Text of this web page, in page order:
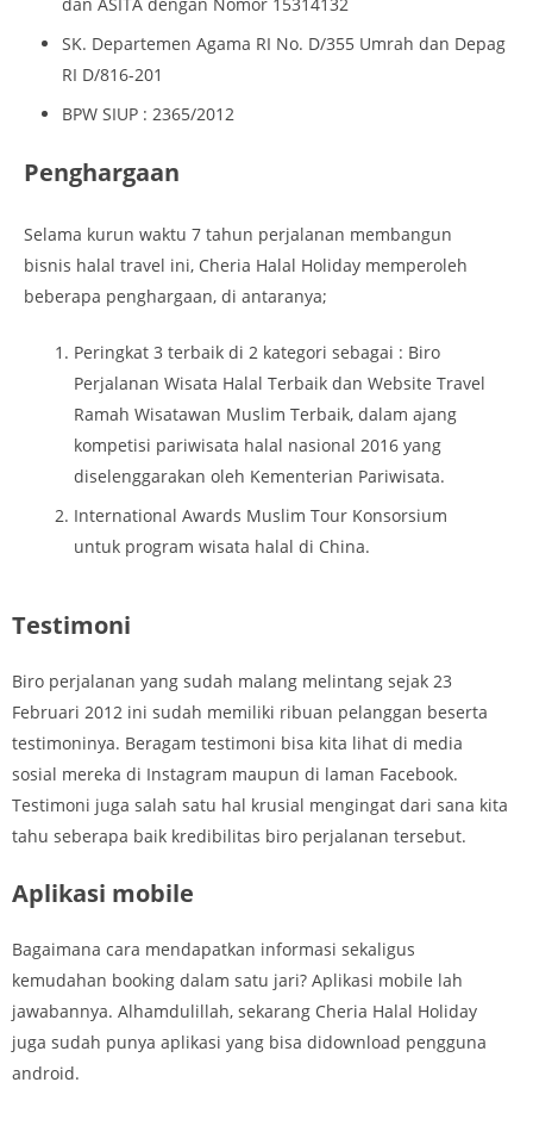
dan ASITA dengan Nomor 15314132
SK. Departemen Agama RI No. D/355 Umrah dan Depag
RI D/816-201
BPW SIUP : 2365/2012
Penghargaan
Selama kurun waktu 7 tahun perjalanan membangun
bisnis halal travel ini, Cheria Halal Holiday memperoleh
beberapa penghargaan, di antaranya;
Peringkat 3 terbaik di 2 kategori sebagai : Biro
Perjalanan Wisata Halal Terbaik dan Website Travel
Ramah Wisatawan Muslim Terbaik, dalam ajang
kompetisi pariwisata halal nasional 2016 yang
diselenggarakan oleh Kementerian Pariwisata.
International Awards Muslim Tour Konsorsium
untuk program wisata halal di China.
Testimoni
Biro perjalanan yang sudah malang melintang sejak 23
Februari 2012 ini sudah memiliki ribuan pelanggan beserta
testimoninya. Beragam testimoni bisa kita lihat di media
sosial mereka di Instagram maupun di laman Facebook.
Testimoni juga salah satu hal krusial mengingat dari sana kita
tahu seberapa baik kredibilitas biro perjalanan tersebut.
Aplikasi mobile
Bagaimana cara mendapatkan informasi sekaligus
kemudahan booking dalam satu jari? Aplikasi mobile lah
jawabannya. Alhamdulillah, sekarang Cheria Halal Holiday
juga sudah punya aplikasi yang bisa didownload pengguna
android.